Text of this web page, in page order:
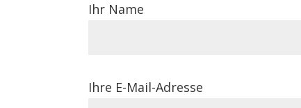
Ihr Name
Ihre E-Mail-Adresse